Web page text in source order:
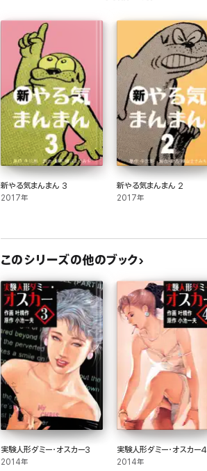
新やる気まんまん 3
2017年
新やる気まんまん 2
2017年
このシリーズの他のブック
実験人形ダミー・オスカー3
2014年
実験人形ダミー・オスカー4
2014年